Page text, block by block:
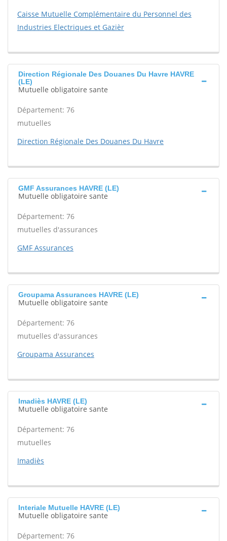
Caisse Mutuelle Complémentaire du Personnel des
Industries Electriques et Gazièr
Direction Régionale Des Douanes Du Havre HAVRE
(LE)
Mutuelle obligatoire sante
Département: 76
mutuelles
Direction Régionale Des Douanes Du Havre
GMF Assurances HAVRE (LE)
Mutuelle obligatoire sante
Département: 76
mutuelles d'assurances
GMF Assurances
Groupama Assurances HAVRE (LE)
Mutuelle obligatoire sante
Département: 76
mutuelles d'assurances
Groupama Assurances
Imadiès HAVRE (LE)
Mutuelle obligatoire sante
Département: 76
mutuelles
Imadiès
Interiale Mutuelle HAVRE (LE)
Mutuelle obligatoire sante
Département: 76